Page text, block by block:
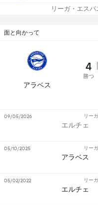
リーガ・エスパ
面と向かって
アラベス
4
勝つ
エルチェ
リー
09/05/2026
アラベス
リー
05/10/2025
エルチェ
リー
05/02/2022